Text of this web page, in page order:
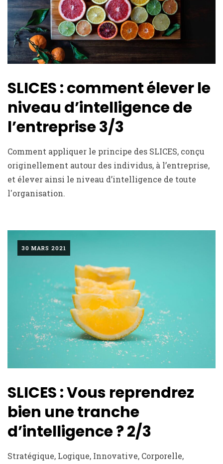
SLICES : comment élever le
niveau d’intelligence de
l’entreprise 3/3
Comment appliquer le principe des SLICES, conçu
originellement autour des individus, à l’entreprise,
et élever ainsi le niveau d’intelligence de toute
l'organisation.
30 MARS 2021
SLICES : Vous reprendrez
bien une tranche
d’intelligence ? 2/3
Stratégique, Logique, Innovative, Corporelle,